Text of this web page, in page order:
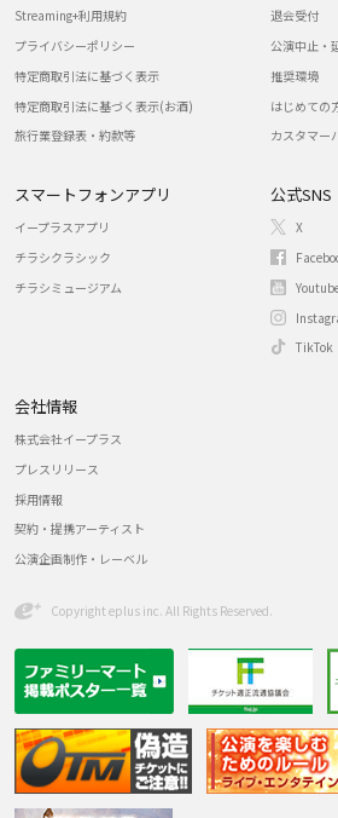
Streaming+利用規約
プライバシーポリシー
特定商取引法に基づく表示
特定商取引法に基づく表示(お酒)
旅行業登録表・約款等
退会受付
公演中止・
推奨環境
はじめての
カスタマー
スマートフォンアプリ
イープラスアプリ
チラシクラシック
チラシミュージアム
公式SNS
X
TikTok
会社情報
株式会社イープラス
プレスリリース
採用情報
契約・提携アーティスト
公演企画制作・レーベル
Copyright eplus inc. All Rights Reserved.